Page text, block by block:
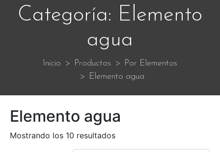
Categoría: Elemento
agua
Inicio Productos
Por Elementos
Elemento agua
Elemento agua
Mostrando los 10 resultados